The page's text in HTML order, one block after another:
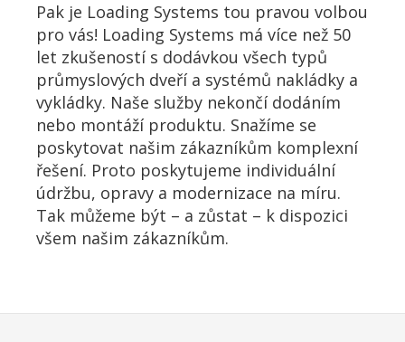
ZJISTĚTE VÍCE
Pak je Loading Systems tou pravou volbou
pro vás! Loading Systems má více než 50
let zkušeností s dodávkou všech typů
průmyslových dveří a systémů nakládky a
vykládky. Naše služby nekončí dodáním
nebo montáží produktu. Snažíme se
poskytovat našim zákazníkům komplexní
řešení. Proto poskytujeme individuální
údržbu, opravy a modernizace na míru.
Tak můžeme být – a zůstat – k dispozici
všem našim zákazníkům.